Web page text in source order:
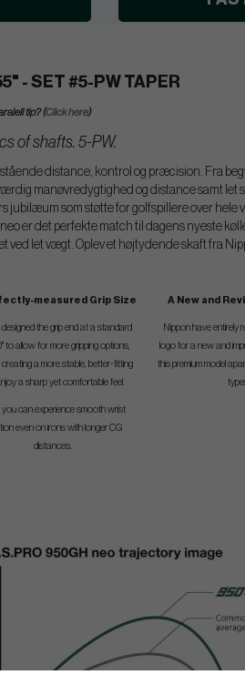
- SET #5-PW TAPER
tip? (Click here)
of shafts. 5-PW.
distance, kontrol og præcision. Fra
manøvredygtighed og distance samt let
jubilæum som støtte for golfspillere over hele
er det perfekte match til dagens nyeste
let vægt. Oplev et højtydende skaft fra
measured Grip Size
designed the grip end at a standard
to allow for more gripping options,
creating a more stable, better-fitting
a sharp yet comfortable feel.
you can experience smooth wrist
even on irons with longer CG
distances.
A New and
Nippon have entirely
logo for a new and
this premium model